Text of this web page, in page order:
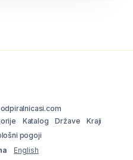
odpiralnicasi.com
Katalog Države
Kraji
pogoji
English